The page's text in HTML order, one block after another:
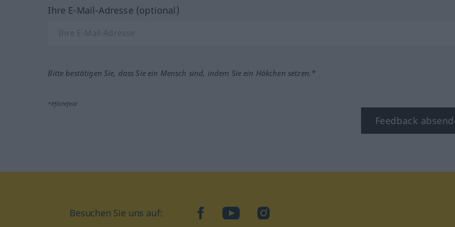
Ihre E-Mail-Adresse (optional)
Bitte bestätigen Sie, dass Sie ein Mensch sind, indem Sie ein Häkchen setzen.*
*Pflichtfeld
Feedback
Besuchen Sie uns auf: facebookYouTubeInstagram